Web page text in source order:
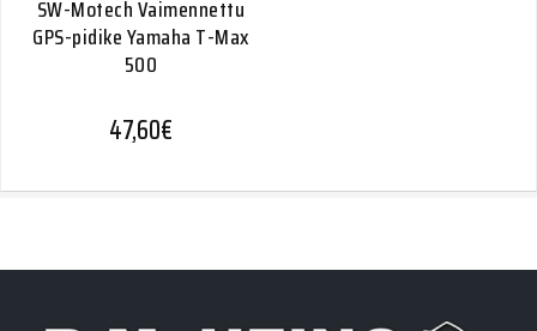
SW-Motech Vaimennettu
GPS-pidike Yamaha T-Max
500
47,60€